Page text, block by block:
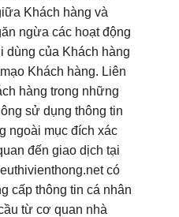
Khách hàng và
ngừa các hoạt động
dùng của Khách hàng
Khách hàng. Liên
hàng trong những
sử dụng thông tin
ngoài mục đích xác
đến giao dịch tại
có
cấp thông tin cá nhân
từ cơ quan nhà